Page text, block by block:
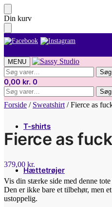
Skip
to
navigation
Skip
to
content
Din kurv
MENU
Søg
efter:
Søg
0,00 kr. 0
Søg
efter:
Søg
T-shirts
Hættetrøjer
Forside / Sweatshirt /Fierce as
Fierce as
379,00 kr.
Vis din stærke side med denne
Den er ikke bare et tilbehør, men
ustoppelig.